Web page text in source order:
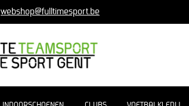
webshop@fulltimesport.be